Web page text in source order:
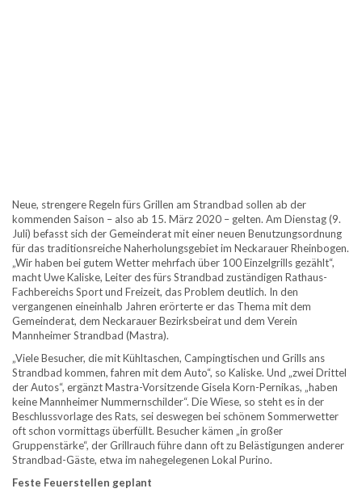
Neue, strengere Regeln fürs Grillen am Strandbad sollen ab der
kommenden Saison – also ab 15. März 2020 – gelten. Am Dienstag (9.
Juli) befasst sich der Gemeinderat mit einer neuen Benutzungsordnung
für das traditionsreiche Naherholungsgebiet im Neckarauer Rheinbogen.
„Wir haben bei gutem Wetter mehrfach über 100 Einzelgrills gezählt“,
macht Uwe Kaliske, Leiter des fürs Strandbad zuständigen Rathaus-
Fachbereichs Sport und Freizeit, das Problem deutlich. In den
vergangenen eineinhalb Jahren erörterte er das Thema mit dem
Gemeinderat, dem Neckarauer Bezirksbeirat und dem Verein
Mannheimer Strandbad (Mastra).
„Viele Besucher, die mit Kühltaschen, Campingtischen und Grills ans
Strandbad kommen, fahren mit dem Auto“, so Kaliske. Und „zwei Drittel
der Autos“, ergänzt Mastra-Vorsitzende Gisela Korn-Pernikas, „haben
keine Mannheimer Nummernschilder“. Die Wiese, so steht es in der
Beschlussvorlage des Rats, sei deswegen bei schönem Sommerwetter
oft schon vormittags überfüllt. Besucher kämen „in großer
Gruppenstärke“, der Grillrauch führe dann oft zu Belästigungen anderer
Strandbad-Gäste, etwa im nahegelegenen Lokal Purino.
Feste Feuerstellen geplant